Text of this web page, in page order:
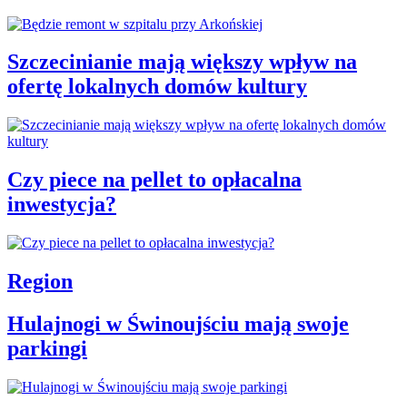
Szczecinianie mają większy wpływ na
ofertę lokalnych domów kultury
Czy piece na pellet to opłacalna
inwestycja?
Region
Hulajnogi w Świnoujściu mają swoje
parkingi